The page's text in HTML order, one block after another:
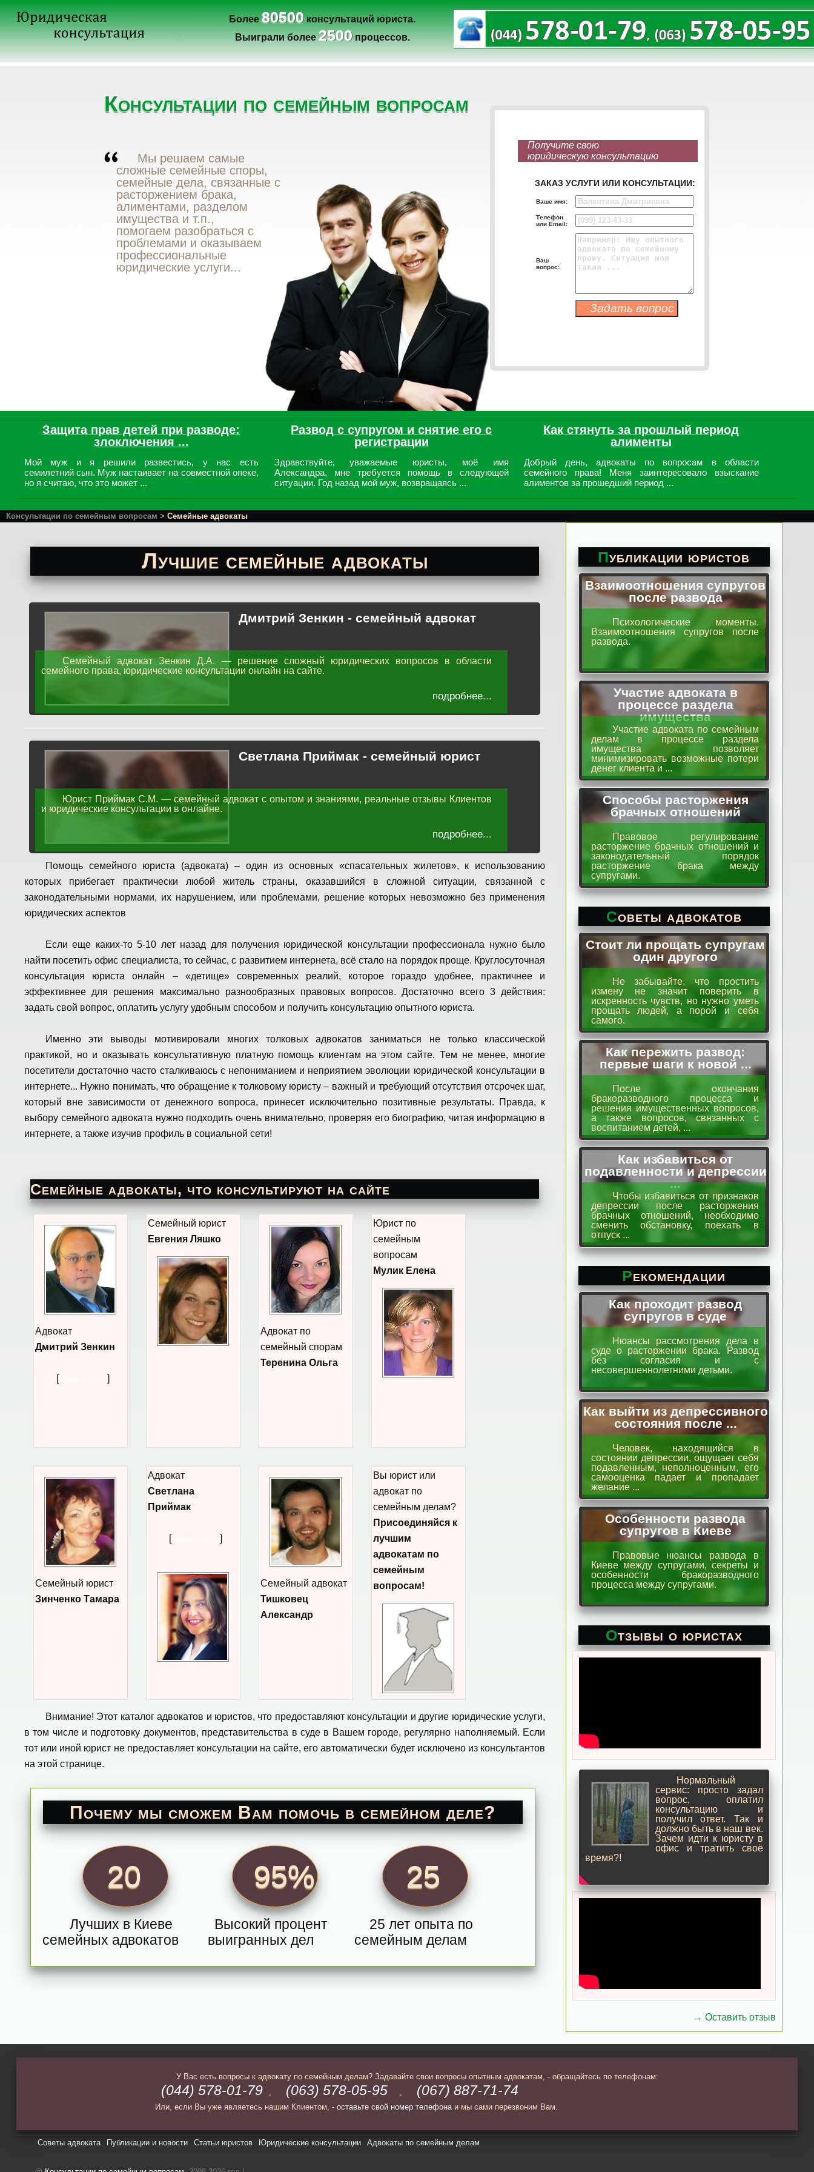
Более80500консультаций юриста.
Выиграли более2500процессов.
Консультации по семейным вопросам
Мы решаем самые
сложные семейные споры,
семейные дела, связанные с
расторжением брака,
алиментами, разделом
имущества и т.п.,
помогаем разобраться с
проблемами и оказываем
профессиональные
юридические услуги...
Защита прав детей при разводе:
злоключения ...
Мой муж и я решили развестись, у нас есть
семилетний сын. Муж настаивает на совместной опеке,
но я считаю, что это может ...
Развод с супругом и снятие его с
регистрации
Здравствуйте, уважаемые юристы, моё имя
Александра, мне требуется помощь в следующей
ситуации. Год назад мой муж, возвращаясь ...
Как стянуть за прошлый период
алименты
Добрый день, адвокаты по вопросам в области
семейного права! Меня заинтересовало взыскание
алиментов за прошедший период ...
Консультации по семейным вопросам > Семейные адвокаты
Лучшие семейные адвокаты
Дмитрий Зенкин - семейный адвокат
Семейный адвокат Зенкин Д.А. — решение сложный юридических вопросов в области
семейного права, юридические консультации онлайн на сайте.
подробнее...
Светлана Приймак - семейный юрист
Юрист Приймак С.М. — семейный адвокат с опытом и знаниями, реальные отзывы Клиентов
и юридические консультации в онлайне.
подробнее...
Помощь семейного юриста (адвоката) – один из основных «спасательных жилетов», к использованию
которых прибегает практически любой житель страны, оказавшийся в сложной ситуации, связанной с
законодательными нормами, их нарушением, или проблемами, решение которых невозможно без применения
юридических аспектов
Если еще каких-то 5-10 лет назад для получения юридической консультации профессионала нужно было
найти посетить офис специалиста, то сейчас, с развитием интернета, всё стало на порядок проще. Круглосуточная
консультация юриста онлайн – «детище» современных реалий, которое гораздо удобнее, практичнее и
эффективнее для решения максимально разнообразных правовых вопросов. Достаточно всего 3 действия:
задать свой вопрос, оплатить услугу удобным способом и получить консультацию опытного юриста.
Именно эти выводы мотивировали многих толковых адвокатов заниматься не только классической
практикой, но и оказывать консультативную платную помощь клиентам на этом сайте. Тем не менее, многие
посетители достаточно часто сталкиваюсь с непониманием и неприятием эволюции юридической консультации в
интернете... Нужно понимать, что обращение к толковому юристу – важный и требующий отсутствия отсрочек шаг,
который вне зависимости от денежного вопроса, принесет исключительно позитивные результаты. Правда, к
выбору семейного адвоката нужно подходить очень внимательно, проверяя его биографию, читая информацию в
интернете, а также изучив профиль в социальной сети!
Семейные адвокаты, что консультируют на сайте
Адвокат
Дмитрий Зенкин
[ ]
Семейный юрист
Евгения Ляшко
Адвокат по
семейный спорам
Теренина Ольга
Юрист по
семейным
вопросам
Мулик Елена
Семейный юрист
Зинченко Тамара
Адвокат
Светлана
Приймак
[ ]
Семейный адвокат
Тишковец
Александр
Вы юрист или
адвокат по
семейным делам?
Присоединяйся к
лучшим
адвокатам по
семейным
вопросам!
Внимание! Этот каталог адвокатов и юристов, что предоставляют консультации и другие юридические услуги,
в том числе и подготовку документов, представительства в суде в Вашем городе, регулярно наполняемый. Если
тот или иной юрист не предоставляет консультации на сайте, его автоматически будет исключено из консультантов
на этой странице.
Почему мы сможем Вам помочь в семейном деле?
20
Лучших в Киеве
семейных адвокатов
95%
Высокий процент
выигранных дел
25
25 лет опыта по
семейным делам
Публикации юристов
Взаимоотношения супругов
после развода
Психологические моменты.
Взаимоотношения супругов после
развода.
Участие адвоката в
процессе раздела
имущества
Участие адвоката по семейным
делам в процессе раздела
имущества позволяет
минимизировать возможные потери
денег клиента и ...
Способы расторжения
брачных отношений
Правовое регулирование
расторжение брачных отношений и
законодательный порядок
расторжение брака между
супругами.
Советы адвокатов
Стоит ли прощать супругам
один другого
Не забывайте, что простить
измену не значит поверить в
искренность чувств, но нужно уметь
прощать людей, а порой и себя
самого.
Как пережить развод:
первые шаги к новой ...
После окончания
бракоразводного процесса и
решения имущественных вопросов,
а также вопросов, связанных с
воспитанием детей, ...
Как избавиться от
подавленности и депрессии
...
Чтобы избавиться от признаков
депрессии после расторжения
брачных отношений, необходимо
сменить обстановку, поехать в
отпуск ...
Рекомендации
Как проходит развод
супругов в суде
Нюансы рассмотрения дела в
суде о расторжении брака. Развод
без согласия и с
несовершеннолетними детьми.
Как выйти из депрессивного
состояния после ...
Человек, находящийся в
состоянии депрессии, ощущает себя
подавленным, неполноценным, его
самооценка падает и пропадает
желание ...
Особенности развода
супругов в Киеве
Правовые нюансы развода в
Киеве между супругами, секреты и
особенности бракоразводного
процесса между супругами.
Отзывы о юристах
Нормальный
сервис: просто задал
вопрос, оплатил
консультацию и
получил ответ. Так и
должно быть в наш век.
Зачем идти к юристу в
офис и тратить своё
время?!
→ Оставить отзыв
У Вас есть вопросы к адвокату по семейным делам? Задавайте свои вопросы опытным адвокатам, - обращайтесь по телефонам:
(044) 578-01-79 , (063) 578-05-95 , (067) 887-71-74
Или, если Вы уже являетесь нашим Клиентом, -оставьте свой номер телефонаи мы сами перезвоним Вам.
Советы адвоката Публикации и новости Статьи юристов Юридические консультации Адвокаты по семейным делам